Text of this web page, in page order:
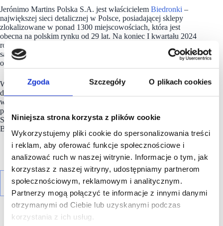
Zgoda Szczegóły O plikach cookies
Niniejsza strona korzysta z plików cookie
Wykorzystujemy pliki cookie do spersonalizowania treści
i reklam, aby oferować funkcje społecznościowe i
analizować ruch w naszej witrynie. Informacje o tym, jak
korzystasz z naszej witryny, udostępniamy partnerom
społecznościowym, reklamowym i analitycznym.
Partnerzy mogą połączyć te informacje z innymi danymi
otrzymanymi od Ciebie lub uzyskanymi podczas
korzystania z ich usług.
Jerónimo Martins Polska S.A. jest właścicielem Biedronki –
największej sieci detalicznej w Polsce, posiadającej sklepy
zlokalizowane w ponad 1300 miejscowościach, która jest
obecna na polskim rynku od 29 lat. Na koniec I kwartału 2024
roku posiadała 3 596 placówek. Filarami strategii firmy
są starannie wyselekcjonowane produkty najwyższej jakości,
oferowane w codziennie niskich cenach.
W 2022 r.Biedronka
współpracowała z prawie 1400 polskich
dostawców, od których pochodziło ponad 93 proc. produktów
w ofercie sieci. Jerónimo Martins Polska S.A., zatrudniając
ponad 81 tys. osób, jest największym pracodawcą w Polsce.
Spółka jest partnerem strategicznym Forum Odpowiedzialnego
Biznesu.